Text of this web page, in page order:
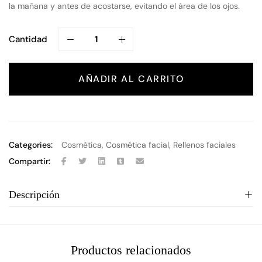
la mañana y antes de acostarse, evitando el área de los ojos.
Cantidad
AÑADIR AL CARRITO
Categories: Cosmética, Cosmética facial, Rellenos faciales
Compartir:
Descripción
Productos relacionados